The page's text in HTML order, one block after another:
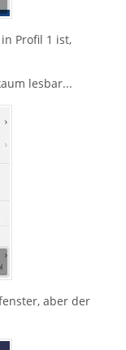
Profil 1 ist,
lesbar...
aber der